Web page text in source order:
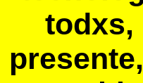
todxs,